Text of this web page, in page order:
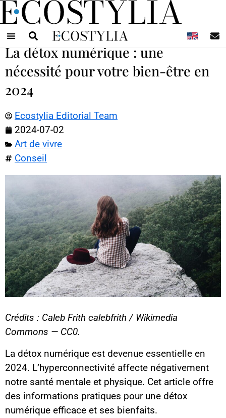
La détox numérique : une
nécessité pour votre bien-être en
2024
Ecostylia Editorial Team
2024-07-02
Art de vivre
Conseil
Crédits : Caleb Frith calebfrith / Wikimedia
Commons — CC0.
La détox numérique est devenue essentielle en
2024. L’hyperconnectivité affecte négativement
notre santé mentale et physique. Cet article offre
des informations pratiques pour une détox
numérique efficace et ses bienfaits.